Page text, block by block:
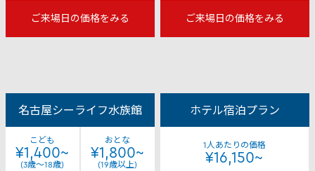
ご来場日の価格をみる ご来場日の価格をみる
名古屋シーライフ水族館
こども
¥1,400~
(3歳～18歳)
おとな
¥1,800~
(19歳以上)
ホテル宿泊プラン
1人あたりの価格
¥16,150~